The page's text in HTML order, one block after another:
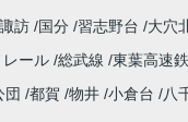
諏訪 国分 習志野台
大穴
ール 総武線 東葉高速
団 都賀 物井 小倉台 八